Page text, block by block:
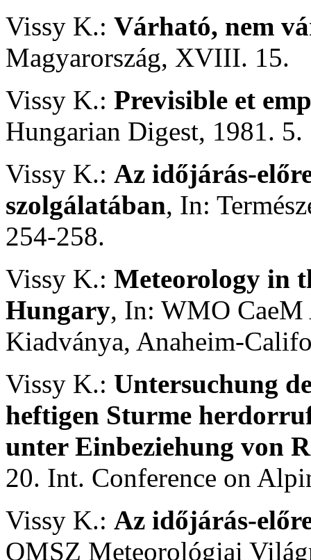
Vissy K.: Várható, nem
Magyarország, XVIII. 15.
Vissy K.: Previsible et
Hungarian Digest, 1981. 5.
Vissy K.: Az időjárás-
szolgálatában, In:
254-258.
Vissy K.: Meteorology in
Hungary, In: WMO
Kiadványa, Anaheim-
Vissy K.: Untersuchung
heftigen Sturme
unter Einbeziehung von
20. Int. Conference on
Vissy K.: Az időjárás-
OMSZ Meteorológiai